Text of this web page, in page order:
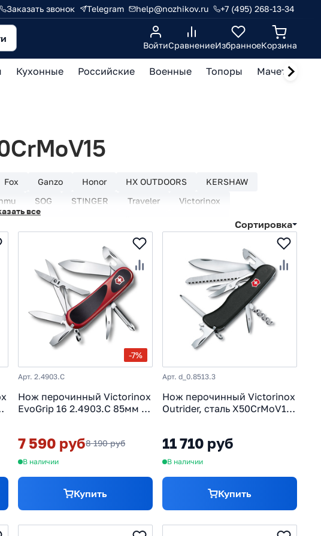
Заказать звонок Telegram help@nozhikov.ru +7 (495) 268-13-34
ВойтиСравнениеИзбранноеКорзина
Кухонные Российские Военные Топоры Мачете,
Fox Ganzo Honor HX OUTDOORS
KERSHAW
SOG STINGER Traveler
Victorinox
420HC Из стали 440C
Из стали 440А
Из стали 9Cr18MoV Из стали AUS-8
Из стали D2
X50CrMoV15 Из США Из Тайваня
Из Швейцарии
рукоятью
С металлической рукоятью
С рукоятью из рога
С твердостью стали 50 HRC
все
Сортировка
-7%
Арт. 2.4903.C
Нож перочинный Victorinox
EvoGrip 16 2.4903.C 85мм 14
7 590 руб8 190 руб
В наличии
Купить
Арт. d_0.8513.3
Нож перочинный Victorinox
Outrider, сталь X50CrMoV15,
11 710 руб
В наличии
Купить